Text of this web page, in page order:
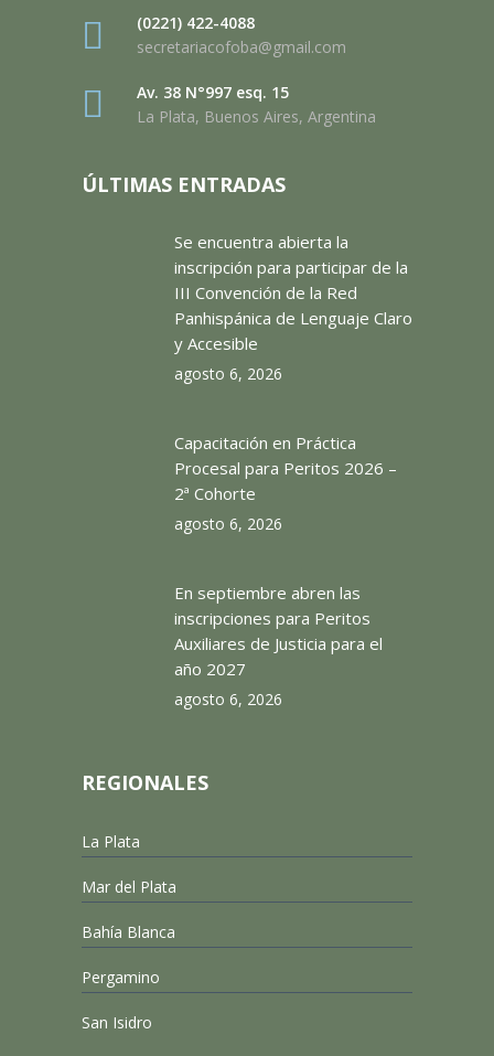
(0221) 422-4088
secretariacofoba@gmail.com
Av. 38 N°997 esq. 15
La Plata, Buenos Aires, Argentina
ÚLTIMAS ENTRADAS
Se encuentra abierta la
inscripción para participar de la
III Convención de la Red
Panhispánica de Lenguaje Claro
y Accesible
agosto 6, 2026
Capacitación en Práctica
Procesal para Peritos 2026 –
2ª Cohorte
agosto 6, 2026
En septiembre abren las
inscripciones para Peritos
Auxiliares de Justicia para el
año 2027
agosto 6, 2026
REGIONALES
La Plata
Mar del Plata
Bahía Blanca
Pergamino
San Isidro